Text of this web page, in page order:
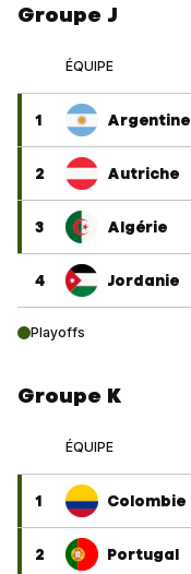
Groupe J
ÉQUIPE
1 Argentine
2 Autriche
3 Algérie
4 Jordanie
Playoffs
Groupe K
ÉQUIPE
1 Colombie
2 Portugal